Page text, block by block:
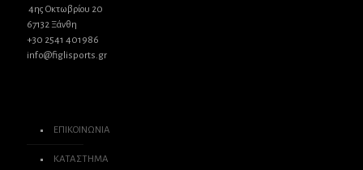
4ης Οκτωβρίου 20
67132 Ξάνθη
+30 2541 401986
info@figlisports.gr
ΕΠΙΚΟΙΝΩΝΙΑ
ΚΑΤΑΣΤΗΜΑ